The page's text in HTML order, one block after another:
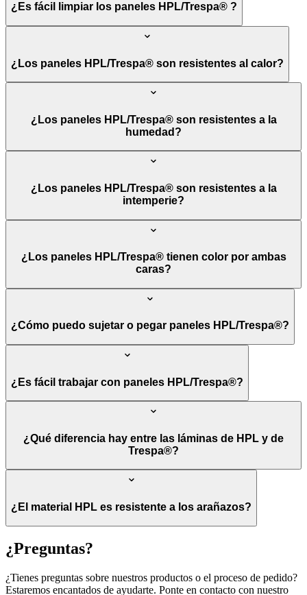
¿Es fácil limpiar los paneles HPL/Trespa® ?
¿Los paneles HPL/Trespa® son resistentes al calor?
¿Los paneles HPL/Trespa® son resistentes a la
humedad?
¿Los paneles HPL/Trespa® son resistentes a la
intemperie?
¿Los paneles HPL/Trespa® tienen color por ambas
caras?
¿Cómo puedo sujetar o pegar paneles HPL/Trespa®?
¿Es fácil trabajar con paneles HPL/Trespa®?
¿Qué diferencia hay entre las láminas de HPL y de
Trespa®?
¿El material HPL es resistente a los arañazos?
¿Preguntas?
¿Tienes preguntas sobre nuestros productos o el proceso de pedido?
Estaremos encantados de ayudarte. Ponte en contacto con nuestro